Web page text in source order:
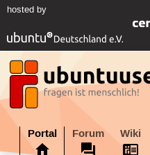
hosted by
Portal Forum Wiki